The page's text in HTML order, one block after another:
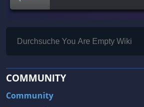
COMMUNITY
Community